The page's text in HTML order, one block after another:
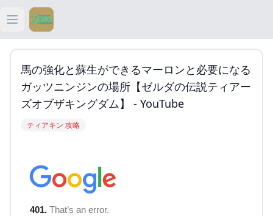
Open main menu
ティアキン
ティアキン 祠
ティアキン 武器
馬の強化と蘇生ができるマーロンと必要になる
ガッツニンジンの場所【ゼルダの伝説ティアー
ズオブザキングダム】 - YouTube
ティアキン 攻略